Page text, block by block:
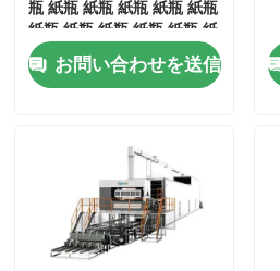
製品
企業情報
品質管理
瓶 紙瓶 紙瓶 紙瓶 紙瓶 紙瓶
紙瓶 紙瓶 紙瓶 紙瓶 紙瓶 紙
瓶 紙瓶 紙瓶 紙瓶 紙瓶 紙瓶
紙瓶 紙瓶 紙瓶 紙瓶 紙瓶 紙
お問い合わせを送信